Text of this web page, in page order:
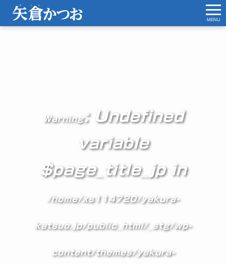
Warning: Undefined
variable
$page_title_jp in
/home/xs114720/yakura-
katsuo.jp/public_html/_stg/wp-
content/themes/yakura-
MENU